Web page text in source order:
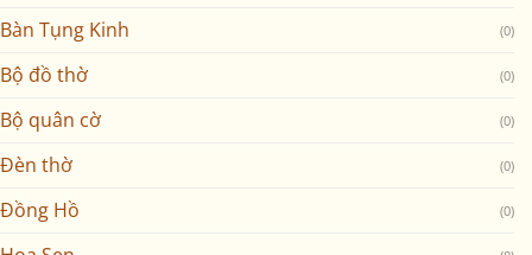
Bàn Tụng Kinh (0)
Bộ đồ thờ (0)
Bộ quân cờ (0)
Đèn thờ (0)
Đồng Hồ (0)